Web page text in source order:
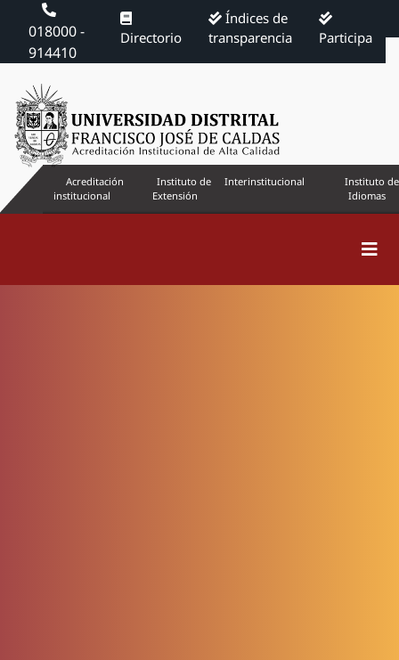
018000 -
914410
Directorio
Índices de
transparencia
Participa
Acreditación
institucional
Instituto de
Extensión
Interinstitucional
Instituto de
Idiomas